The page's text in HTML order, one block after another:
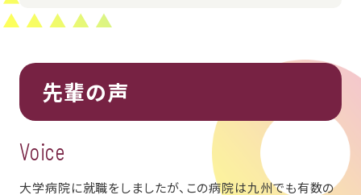
先輩の声
Voice
大学病院に就職をしましたが、この病院は九州でも有数の